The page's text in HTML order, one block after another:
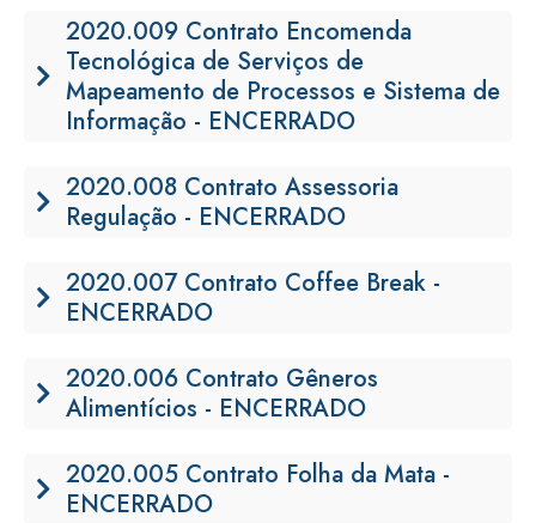
2020.009 Contrato Encomenda
Tecnológica de Serviços de
Mapeamento de Processos e Sistema de
Informação - ENCERRADO
2020.008 Contrato Assessoria
Regulação - ENCERRADO
2020.007 Contrato Coffee Break -
ENCERRADO
2020.006 Contrato Gêneros
Alimentícios - ENCERRADO
2020.005 Contrato Folha da Mata -
ENCERRADO